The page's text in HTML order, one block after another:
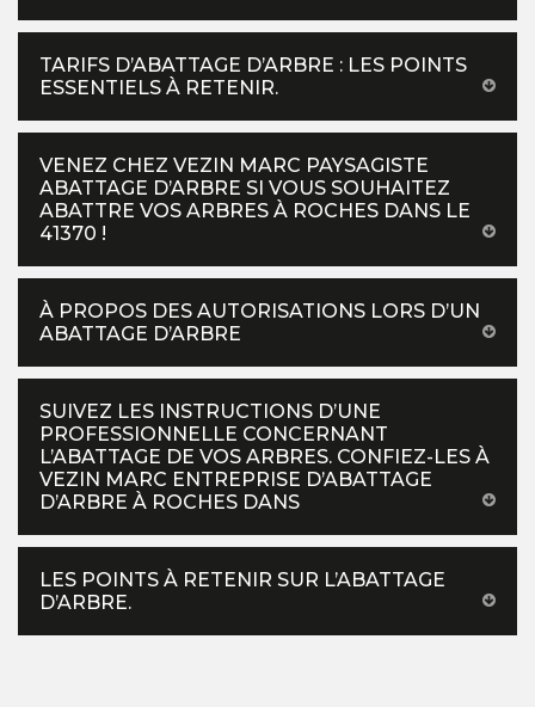
TARIFS D’ABATTAGE D’ARBRE : LES POINTS
ESSENTIELS À RETENIR.
VENEZ CHEZ VEZIN MARC PAYSAGISTE
ABATTAGE D’ARBRE SI VOUS SOUHAITEZ
ABATTRE VOS ARBRES À ROCHES DANS LE
41370 !
À PROPOS DES AUTORISATIONS LORS D’UN
ABATTAGE D’ARBRE
SUIVEZ LES INSTRUCTIONS D’UNE
PROFESSIONNELLE CONCERNANT
L’ABATTAGE DE VOS ARBRES. CONFIEZ-LES À
VEZIN MARC ENTREPRISE D’ABATTAGE
D’ARBRE À ROCHES DANS
LES POINTS À RETENIR SUR L’ABATTAGE
D’ARBRE.